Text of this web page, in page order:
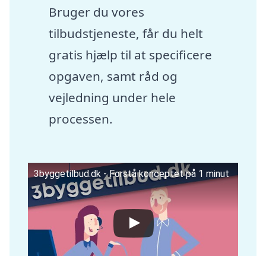
Bruger du vores
tilbudstjeneste, får du helt
gratis hjælp til at specificere
opgaven, samt råd og
vejledning under hele
processen.
3byggetilbud.dk - Forstå konceptet på 1 minut